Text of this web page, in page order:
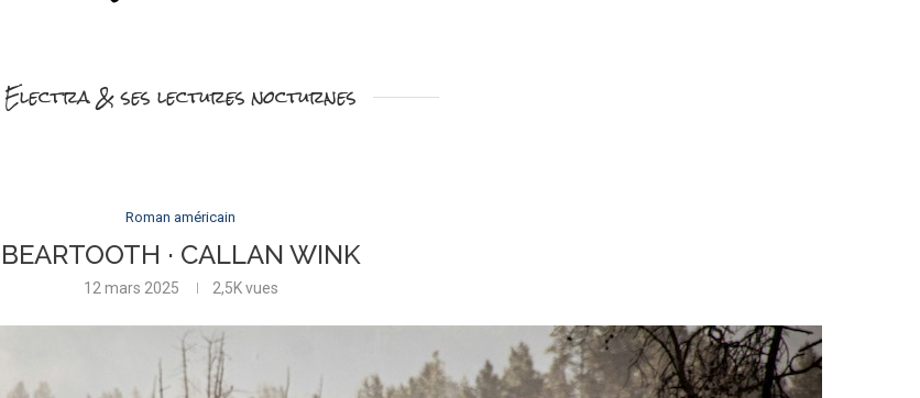
Electra & ses lectures nocturnes
Roman américain
BEARTOOTH · CALLAN WINK
12 mars 2025 2,5Kvues